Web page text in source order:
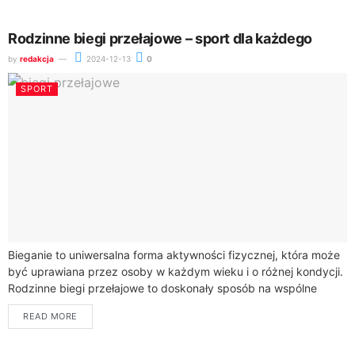
Rodzinne biegi przełajowe – sport dla każdego
by redakcja 2024-12-13 0
SPORT
Bieganie to uniwersalna forma aktywności fizycznej, która może
być uprawiana przez osoby w każdym wieku i o różnej kondycji.
Rodzinne biegi przełajowe to doskonały sposób na wspólne
spędzanie czasu, integrację...
READ MORE